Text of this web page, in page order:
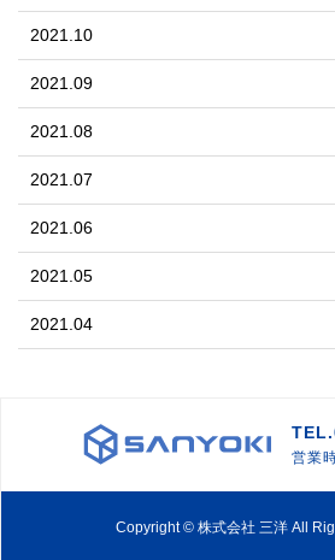
2021.10
2021.09
2021.08
2021.07
2021.06
2021.05
2021.04
営業
Copyright © 株式会社 三洋 All